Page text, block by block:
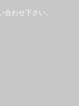
合わせ下さい。